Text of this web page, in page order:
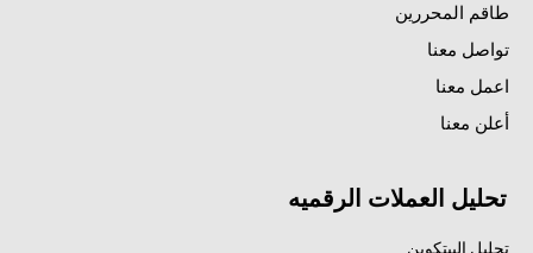
طاقم المحررين
تواصل معنا
اعمل معنا
أعلن معنا
تحليل العملات الرقميه
تحليل البيتكوين